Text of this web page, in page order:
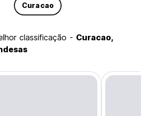
Curacao
classificação - Curacao,